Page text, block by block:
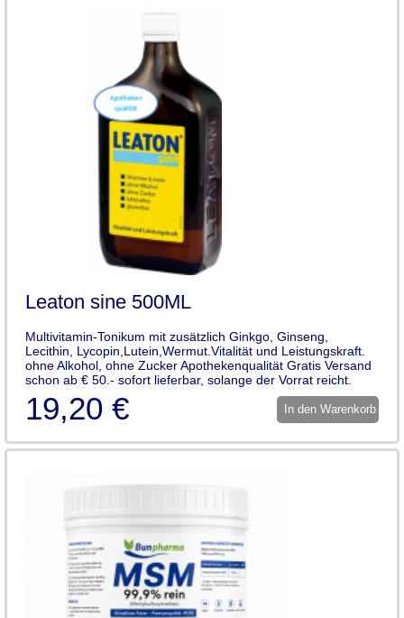
Leaton sine 500ML
Multivitamin-Tonikum mit zusätzlich Ginkgo, Ginseng,
Lecithin, Lycopin,Lutein,Wermut.Vitalität und Leistungskraft.
ohne Alkohol, ohne Zucker Apothekenqualität Gratis Versand
schon ab € 50.- sofort lieferbar, solange der Vorrat reicht.
19,20 € In den Warenkorb